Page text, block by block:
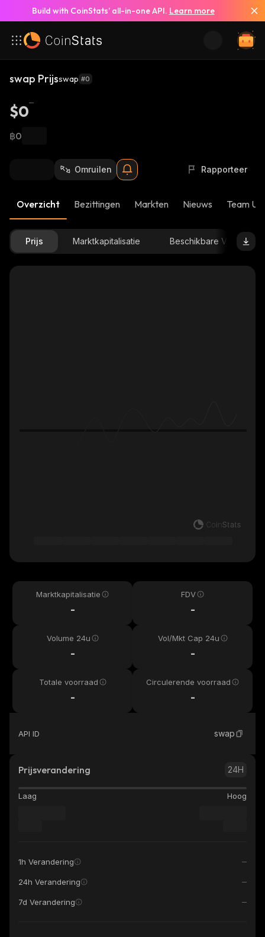
Build with CoinStats’ all-in-one API. Learn more
swap Prijsswap #0
$0
฿0
Omruilen Rapporteer
Overzicht Bezittingen Markten Nieuws Team
Prijs Marktkapitalisatie Beschikbare Voorraad
Marktkapitalisatie
-
FDV
-
Volume 24u
-
Vol/Mkt Cap 24u
-
Totale voorraad
-
Circulerende voorraad
-
API ID swap
Prijsverandering 24H
Laag Hoog
1h Verandering
24h Verandering
7d Verandering